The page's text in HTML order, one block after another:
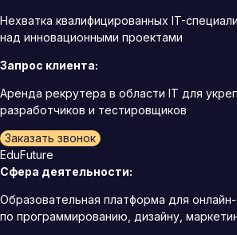
Нехватка квалифицированных IT-
над инновационными проектами
Запрос клиента:
Аренда рекрутера в области IT для
разработчиков и тестировщиков
Заказать звонок
EduFuture
Сфера деятельности:
Образовательная платформа для
по программированию, дизайну,